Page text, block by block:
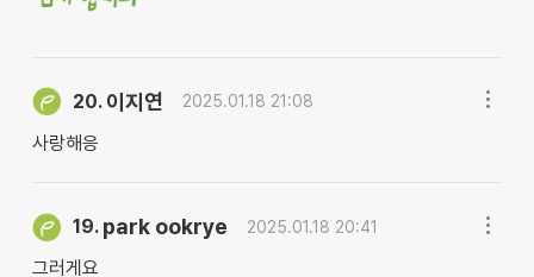
20. 이지연 2025.01.18 21:08
사랑해응
19. park ookrye 2025.01.18 20:41
그러게요